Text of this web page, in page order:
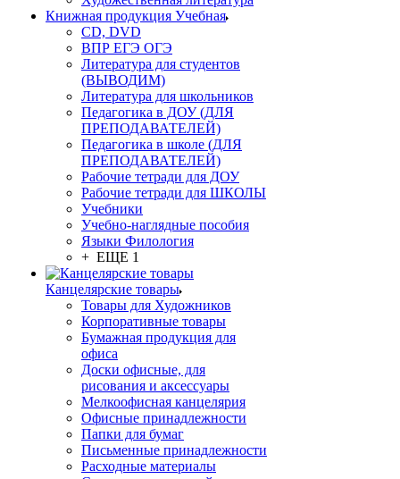
Книжная продукция Учебная
CD, DVD
ВПР ЕГЭ ОГЭ
Литература для студентов
(ВЫВОДИМ)
Литература для школьников
Педагогика в ДОУ (ДЛЯ
ПРЕПОДАВАТЕЛЕЙ)
Педагогика в школе (ДЛЯ
ПРЕПОДАВАТЕЛЕЙ)
Рабочие тетради для ДОУ
Рабочие тетради для ШКОЛЫ
Учебники
Учебно-наглядные пособия
Языки Филология
+ ЕЩЕ 1
Канцелярские товары
Товары для Художников
Корпоративные товары
Бумажная продукция для
офиса
Доски офисные, для
рисования и аксессуары
Мелкоофисная канцелярия
Офисные принадлежности
Папки для бумаг
Письменные принадлежности
Расходные материалы